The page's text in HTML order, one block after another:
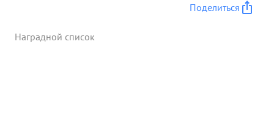
БИРМАН потери против нику в живой силе и
Поделиться
Наградной список